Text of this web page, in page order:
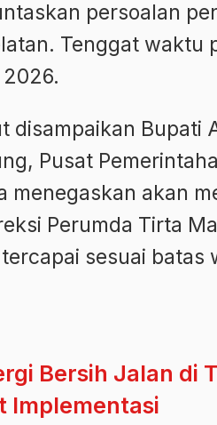
persoalan
Tenggat waktu
disampaikan Bupati
Pusat
menegaskan akan
Perumda Tirta
sesuai batas
Bersih Jalan di
Implementasi